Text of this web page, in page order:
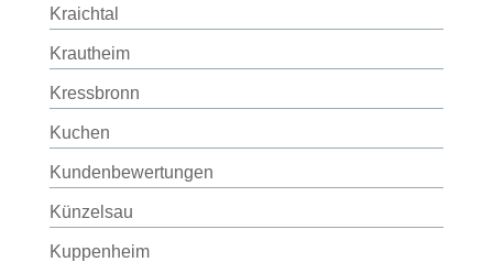
Kraichtal
Krautheim
Kressbronn
Kuchen
Kundenbewertungen
Künzelsau
Kuppenheim